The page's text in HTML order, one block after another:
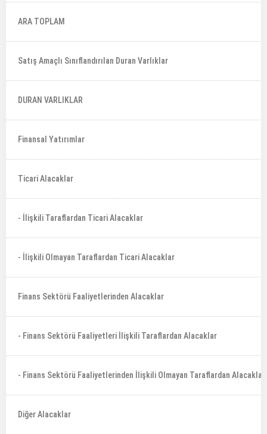
ARA TOPLAM
Satış Amaçlı Sınıflandırılan Duran Varlıklar
DURAN VARLIKLAR
Finansal Yatırımlar
Ticari Alacaklar
- İlişkili Taraflardan Ticari Alacaklar
- İlişkili Olmayan Taraflardan Ticari Alacaklar
Finans Sektörü Faaliyetlerinden Alacaklar
- Finans Sektörü Faaliyetleri İlişkili Taraflardan Alacaklar
- Finans Sektörü Faaliyetlerinden İlişkili Olmayan Taraflardan Alacaklar
Diğer Alacaklar